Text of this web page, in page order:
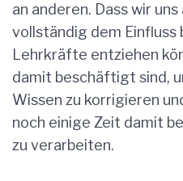
an anderen. Dass wir
vollständig dem Einfluss
Lehrkräfte entziehen
damit beschäftigt sind,
Wissen zu korrigieren
noch einige Zeit damit
zu verarbeiten.